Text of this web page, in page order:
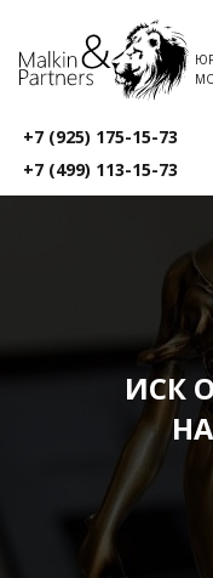
+7 (925) 175-15-73
+7 (499) 113-15-73
ИСК